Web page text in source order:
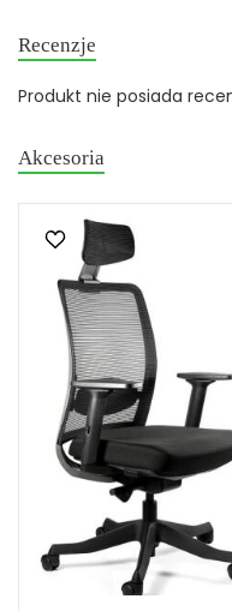
Recenzje
Produkt nie posiada
Akcesoria